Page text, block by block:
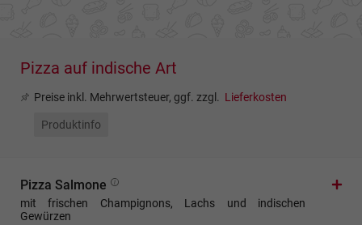
Pizza auf indische Art
Preise inkl. Mehrwertsteuer, ggf. zzgl. Lieferkosten
Produktinfo
Pizza Salmone
mit frischen Champignons, Lachs und indischen
Gewürzen